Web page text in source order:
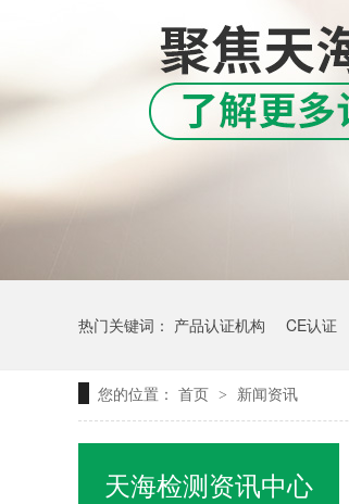
热门关键词： 产品认证机构 CE认证
您的位置： 首页 > 新闻资讯
天海检测资讯中心